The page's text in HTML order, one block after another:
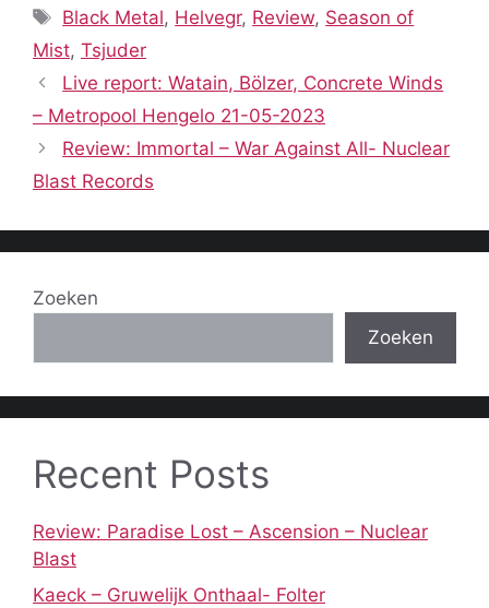
Tags
Black Metal, Helvegr, Review, Season of
Mist, Tsjuder
Live report: Watain, Bölzer, Concrete Winds
– Metropool Hengelo 21-05-2023
Review: Immortal – War Against All- Nuclear
Blast Records
Zoeken
Zoeken
Recent Posts
Review: Paradise Lost – Ascension – Nuclear
Blast
Kaeck – Gruwelijk Onthaal- Folter